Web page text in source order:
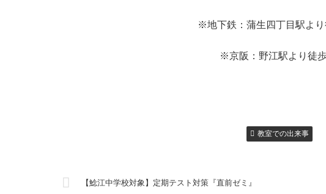
※地下鉄：蒲生四丁目駅よ
※京阪：野江駅より徒
教室での出来事
【鯰江中学校対象】定期テスト対策『直前ゼミ』